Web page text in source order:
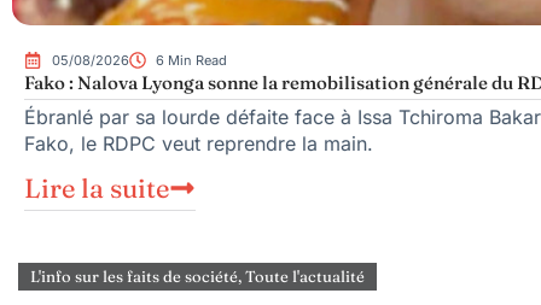
05/08/2026 6 Min Read
Fako : Nalova Lyonga sonne la remobilisation générale du
Ébranlé par sa lourde défaite face à Issa Tchiroma
Fako, le RDPC veut reprendre la main.
Lire la suite
L'info sur les faits de société,Toute l'actualité